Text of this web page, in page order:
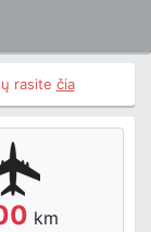
rasite čia
km